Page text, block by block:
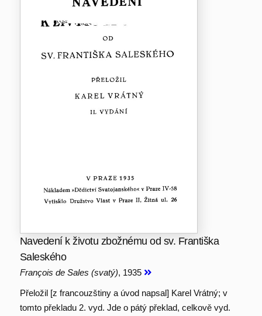
Navedení k životu zbožnému od sv. Františka
Saleského
François de Sales (svatý), 1935
Přeložil [z francouzštiny a úvod napsal] Karel Vrátný; v
tomto překladu 2. vyd. Jde o pátý překlad, celkově vyd.